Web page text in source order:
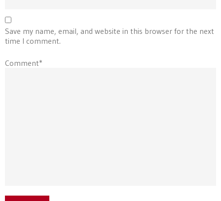
Save my name, email, and website in this browser for the next
time I comment.
Comment*